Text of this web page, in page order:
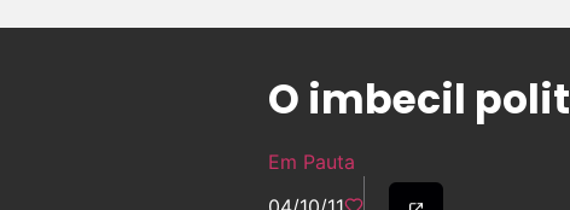
O imbecil
Em Pauta